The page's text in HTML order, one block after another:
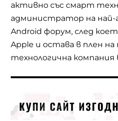
активно със смарт
администратор на най-
Android форум, след
Apple и остава в плен
технологична компания